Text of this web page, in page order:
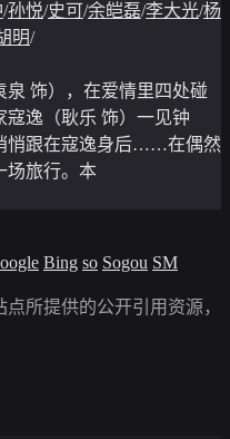
/孙悦/史可/余皑磊/李大光/杨
明/
饰），在爱情里四处碰
逸（耿乐 饰）一见钟
悄跟在寇逸身后……在偶然
场旅行。本
Bing so Sogou SM
所提供的公开引用资源，